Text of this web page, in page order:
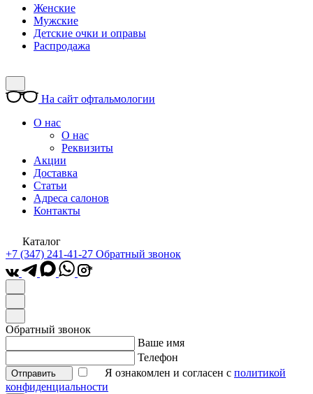
Женские
Мужские
Детские очки и оправы
Распродажа
На сайт офтальмологии
О нас
О нас
Реквизиты
Акции
Доставка
Статьи
Адреса салонов
Контакты
Каталог
+7 (347) 241-41-27 Обратный звонок
*
Обратный звонок
Ваше имя
Телефон
Отправить Я ознакомлен и согласен с политикой
конфиденциальности